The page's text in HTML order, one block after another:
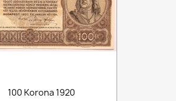
100 Korona 1920